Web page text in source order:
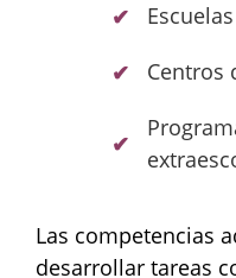
Centros
Las competencias
desarrollar tareas